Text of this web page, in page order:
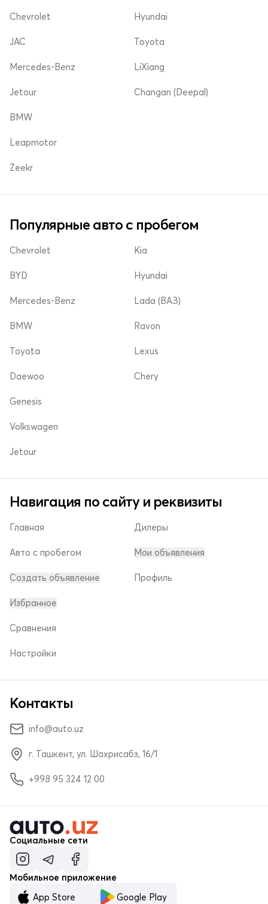
Chevrolet Hyundai
JAC
Mercedes-Benz
Jetour
Toyota
LiXiang
Changan (Deepal)
BMW
Leapmotor
Zeekr
Популярные авто с пробегом
Chevrolet
BYD
Mercedes-Benz
Kia
Hyundai
Lada (ВАЗ)
BMW
Toyota
Daewoo
Ravon
Lexus
Chery
Genesis
Volkswagen
Jetour
Навигация по сайту и реквизиты
Главная
Авто с пробегом
Создать объявление
Дилеры
Мои объявления
Профиль
Избранное
Сравнения
Настройки
Контакты
info@auto.uz
г. Ташкент, ул. Шахрисабз, 16/1
+998 95 324 12 00
Социальные сети
Мобильное приложение
App Store
Google Play